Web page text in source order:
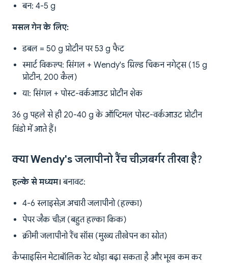
बन: 4-5 g
मसल गेन के लिए:
डबल = 50 g प्रोटीन पर 53 g फैट
स्मार्ट विकल्प: सिंगल + Wendy's ग्रिल्ड चिकन नगेट्स (15 g
प्रोटीन, 200 कैल)
या: सिंगल + पोस्ट-वर्कआउट प्रोटीन शेक
36 g पहले से ही 20-40 g के ऑप्टिमल पोस्ट-वर्कआउट प्रोटीन
विंडो में आते हैं।
क्या Wendy's जलापीनो रैंच चीज़बर्गर तीखा है?
हल्के से मध्यम। बनावट:
4-6 स्लाइसेज़ अचारी जलापीनो (हल्का)
पेपर जैक चीज़ (बहुत हल्का किक)
क्रीमी जलापीनो रैंच सॉस (मुख्य तीखेपन का स्रोत)
कैप्साइसिन मेटाबॉलिक रेट थोड़ा बढ़ा सकता है और भूख कम कर